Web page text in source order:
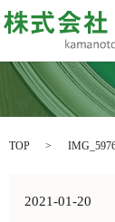
TOP
2021-01-20